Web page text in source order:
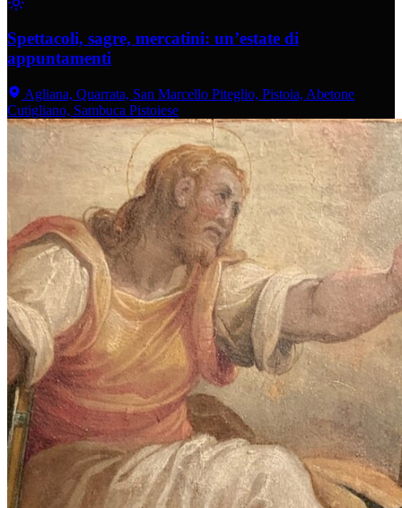
Spettacoli, sagre, mercatini: un’estate di
appuntamenti
Agliana, Quarrata, San Marcello Piteglio, Pistoia, Abetone
Cutigliano, Sambuca Pistoiese